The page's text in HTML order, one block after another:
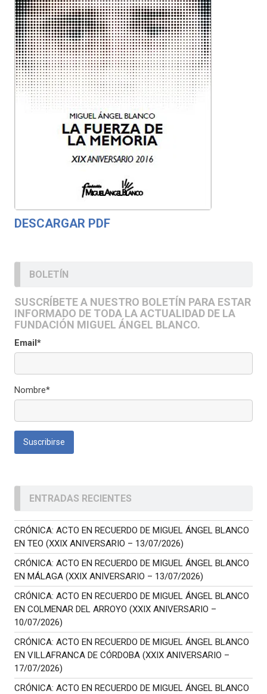
DESCARGAR PDF
BOLETÍN
SUSCRÍBETE A NUESTRO BOLETÍN PARA ESTAR
INFORMADO DE TODA LA ACTUALIDAD DE LA
FUNDACIÓN MIGUEL ÁNGEL BLANCO.
Email*
Nombre*
ENTRADAS RECIENTES
CRÓNICA: ACTO EN RECUERDO DE MIGUEL ÁNGEL BLANCO
EN TEO (XXIX ANIVERSARIO – 13/07/2026)
CRÓNICA: ACTO EN RECUERDO DE MIGUEL ÁNGEL BLANCO
EN MÁLAGA (XXIX ANIVERSARIO – 13/07/2026)
CRÓNICA: ACTO EN RECUERDO DE MIGUEL ÁNGEL BLANCO
EN COLMENAR DEL ARROYO (XXIX ANIVERSARIO –
10/07/2026)
CRÓNICA: ACTO EN RECUERDO DE MIGUEL ÁNGEL BLANCO
EN VILLAFRANCA DE CÓRDOBA (XXIX ANIVERSARIO –
17/07/2026)
CRÓNICA: ACTO EN RECUERDO DE MIGUEL ÁNGEL BLANCO